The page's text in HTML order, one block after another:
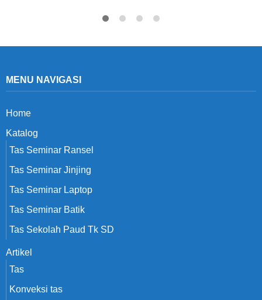
MENU NAVIGASI
Home
Katalog
Tas Seminar Ransel
Tas Seminar Jinjing
Tas Seminar Laptop
Tas Seminar Batik
Tas Sekolah Paud Tk SD
Artikel
Tas
Konveksi tas